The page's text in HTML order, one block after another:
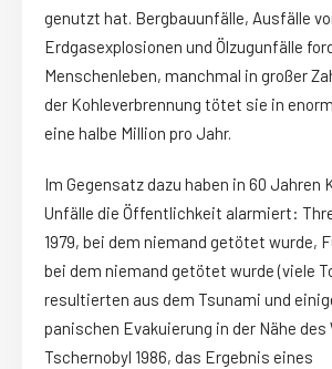
genutzt hat. Bergbauunfälle, Ausfälle
Erdgasexplosionen und Ölzugunfälle
Menschenleben, manchmal in großer
der Kohleverbrennung tötet sie in
eine halbe Million pro Jahr.
Im Gegensatz dazu haben in 60 Jahren
Unfälle die Öffentlichkeit alarmiert:
1979, bei dem niemand getötet wurde,
bei dem niemand getötet wurde (viele
resultierten aus dem Tsunami und
panischen Evakuierung in der Nähe des
Tschernobyl 1986, das Ergebnis eines